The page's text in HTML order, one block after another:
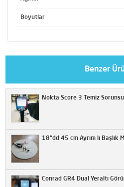
Boyutlar
Benzer
Nokta Score 3 Temiz Sorunsuz
18"dd 45 cm Ayrım lı Başlık
Conrad GR4 Dual Yeraltı